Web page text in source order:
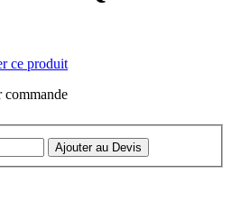
ce produit
commande
Ajouter au Devis